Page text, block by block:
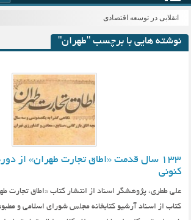
انقلابی در توسعه اقتصادی
نوشته هایی با برچسب "طهران"
133 سال قدمت «اطاق تجارت طهران» از
کنونی
علی ططری، پژوهشگر اسناد از انتشار کتاب «اطاق تجارت
کتاب از اسناد آرشیو کتابخانه مجلس شورای اسلامی و